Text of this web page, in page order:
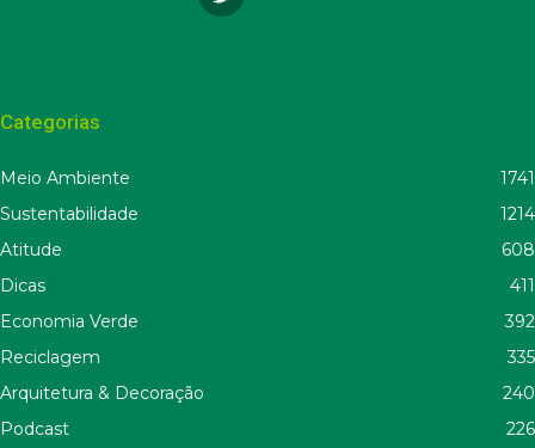
Categorias
Meio Ambiente
1741
Sustentabilidade
1214
Atitude
608
Dicas
411
Economia Verde
392
Reciclagem
335
Arquitetura & Decoração
240
Podcast
226